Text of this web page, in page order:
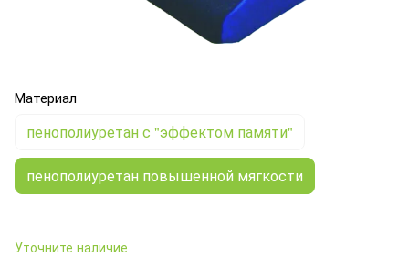
Материал
пенополиуретан с "эффектом памяти"
пенополиуретан повышенной мягкости
Уточните наличие